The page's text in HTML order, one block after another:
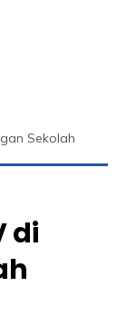
Sekolah
di